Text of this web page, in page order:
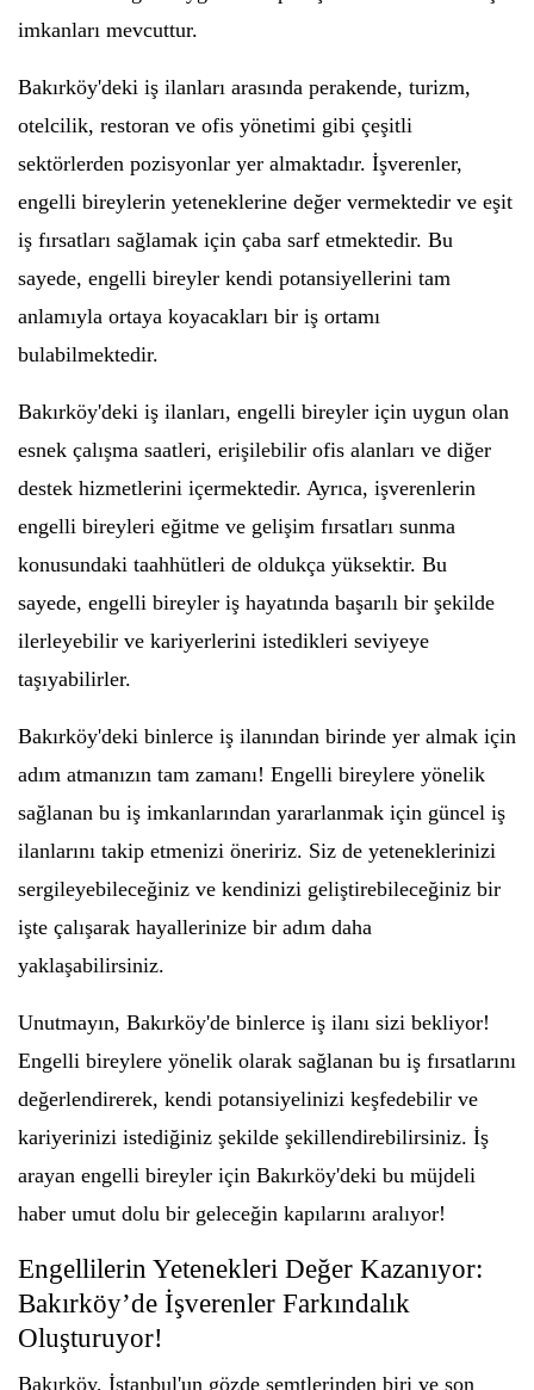
imkanları mevcuttur.
Bakırköy'deki iş ilanları arasında perakende, turizm,
otelcilik, restoran ve ofis yönetimi gibi çeşitli
sektörlerden pozisyonlar yer almaktadır. İşverenler,
engelli bireylerin yeteneklerine değer vermektedir ve eşit
iş fırsatları sağlamak için çaba sarf etmektedir. Bu
sayede, engelli bireyler kendi potansiyellerini tam
anlamıyla ortaya koyacakları bir iş ortamı
bulabilmektedir.
Bakırköy'deki iş ilanları, engelli bireyler için uygun olan
esnek çalışma saatleri, erişilebilir ofis alanları ve diğer
destek hizmetlerini içermektedir. Ayrıca, işverenlerin
engelli bireyleri eğitme ve gelişim fırsatları sunma
konusundaki taahhütleri de oldukça yüksektir. Bu
sayede, engelli bireyler iş hayatında başarılı bir şekilde
ilerleyebilir ve kariyerlerini istedikleri seviyeye
taşıyabilirler.
Bakırköy'deki binlerce iş ilanından birinde yer almak için
adım atmanızın tam zamanı! Engelli bireylere yönelik
sağlanan bu iş imkanlarından yararlanmak için güncel iş
ilanlarını takip etmenizi öneririz. Siz de yeteneklerinizi
sergileyebileceğiniz ve kendinizi geliştirebileceğiniz bir
işte çalışarak hayallerinize bir adım daha
yaklaşabilirsiniz.
Unutmayın, Bakırköy'de binlerce iş ilanı sizi bekliyor!
Engelli bireylere yönelik olarak sağlanan bu iş fırsatlarını
değerlendirerek, kendi potansiyelinizi keşfedebilir ve
kariyerinizi istediğiniz şekilde şekillendirebilirsiniz. İş
arayan engelli bireyler için Bakırköy'deki bu müjdeli
haber umut dolu bir geleceğin kapılarını aralıyor!
Engellilerin Yetenekleri Değer Kazanıyor:
Bakırköy’de İşverenler Farkındalık
Oluşturuyor!
Bakırköy, İstanbul'un gözde semtlerinden biri ve son